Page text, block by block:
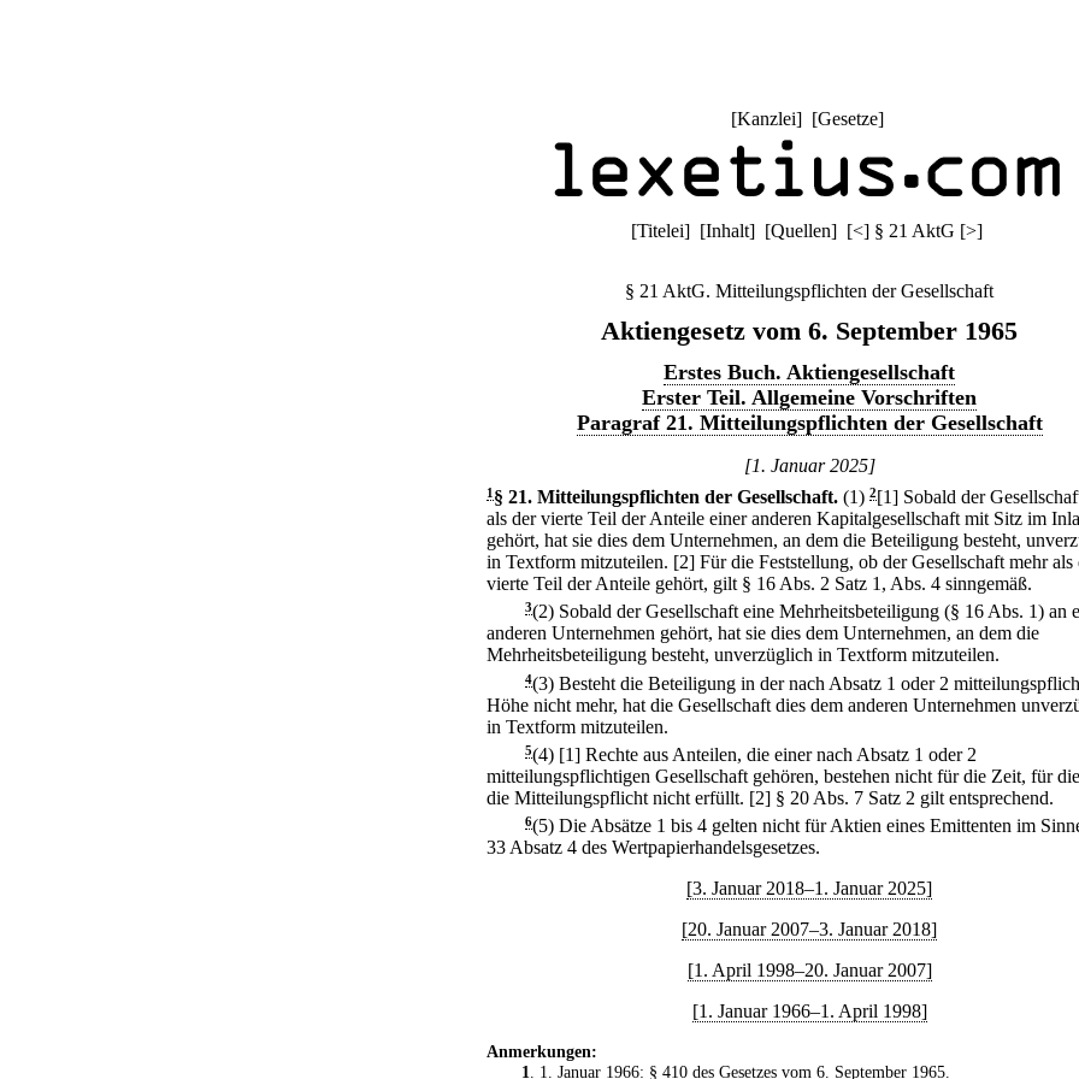
[Kanzlei] [Gesetze]
[Titelei] [Inhalt] [Quellen] [<] § 21 AktG [>]
§ 21 AktG. Mitteilungspflichten der Gesellschaft
Aktiengesetz vom 6. September 1965
Erstes Buch. Aktiengesellschaft
Erster Teil. Allgemeine Vorschriften
Paragraf 21. Mitteilungspflichten der Gesellschaft
[1. Januar 2025]
1 § 21. Mitteilungspflichten der Gesellschaft. (1) 2[1] Sobald der
als der vierte Teil der Anteile einer anderen Kapitalgesellschaft mit Sitz im
gehört, hat sie dies dem Unternehmen, an dem die Beteiligung besteht,
in Textform mitzuteilen. [2] Für die Feststellung, ob der Gesellschaft mehr als
vierte Teil der Anteile gehört, gilt § 16 Abs. 2 Satz 1, Abs. 4 sinngemäß.
3(2) Sobald der Gesellschaft eine Mehrheitsbeteiligung (§ 16 Abs. 1) an
anderen Unternehmen gehört, hat sie dies dem Unternehmen, an dem die
Mehrheitsbeteiligung besteht, unverzüglich in Textform mitzuteilen.
4(3) Besteht die Beteiligung in der nach Absatz 1 oder 2
Höhe nicht mehr, hat die Gesellschaft dies dem anderen Unternehmen
in Textform mitzuteilen.
5(4) [1] Rechte aus Anteilen, die einer nach Absatz 1 oder 2
mitteilungspflichtigen Gesellschaft gehören, bestehen nicht für die Zeit, für
die Mitteilungspflicht nicht erfüllt. [2] § 20 Abs. 7 Satz 2 gilt entsprechend.
6(5) Die Absätze 1 bis 4 gelten nicht für Aktien eines Emittenten im
33 Absatz 4 des Wertpapierhandelsgesetzes.
[3. Januar 2018–1. Januar 2025]
[20. Januar 2007–3. Januar 2018]
[1. April 1998–20. Januar 2007]
[1. Januar 1966–1. April 1998]
Anmerkungen:
1
. 1. Januar 1966: § 410 des Gesetzes vom 6. September 1965.